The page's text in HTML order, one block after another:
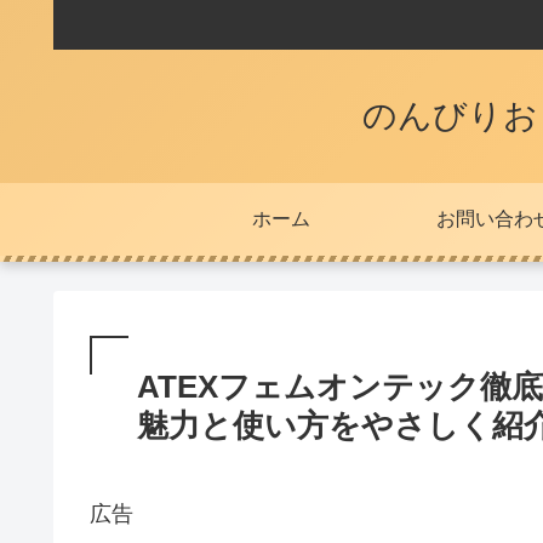
のんびり
ホーム お問い合わ
ATEXフェムオンテック徹
魅力と使い方をやさしく紹
広告